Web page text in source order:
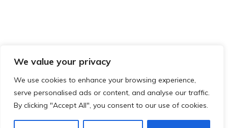
We value your privacy
We use cookies to enhance your browsing experience,
serve personalised ads or content, and analyse our traffic.
By clicking "Accept All", you consent to our use of cookies.